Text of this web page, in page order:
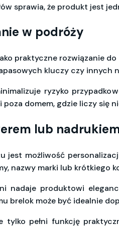
sprawia, że produkt jest
w podróży
praktyczne rozwiązanie
kluczy czy innych
ryzyko
domem, gdzie liczy
lub
możliwość
nazwy marki lub krótkiego
nadaje produktowi
brelok może być idealnie
tylko pełni funkcję